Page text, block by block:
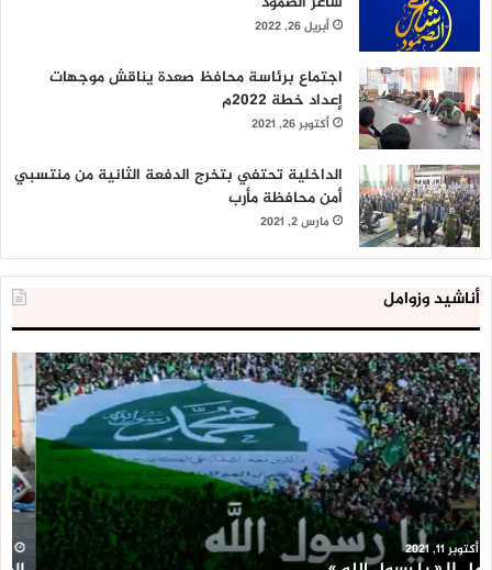
أبريل 26, 2022
اجتماع برئاسة محافظ صعدة يناقش موجهات
إعداد خطة 2022م
أكتوبر 26, 2021
الداخلية تحتفي بتخرج الدفعة الثانية من منتسبي
أمن محافظة مأرب
مارس 2, 2021
أناشيد وزوامل
العدو
الإسرائيلي
اعتقل
543
طفلا
فلسطينيا
خلال
2020
يناير 31, 2021